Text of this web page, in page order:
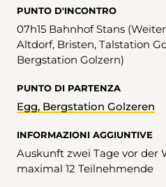
PUNTO D'INCONTRO
07h15 Bahnhof Stans (Weiterfahrt mit Bus nach
Altdorf, Bristen, Talstation
Bergstation Golzern)
PUNTO DI PARTENZA
Egg, Bergstation Golzeren
INFORMAZIONI AGGIUNTIVE
Auskunft zwei Tage vor der
maximal 12 Teilnehmende